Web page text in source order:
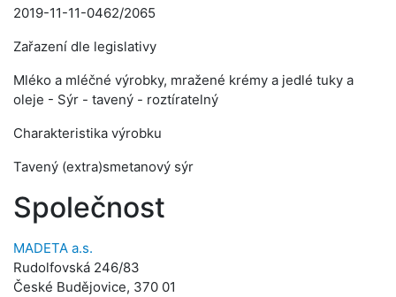
2019-11-11-0462/2065
Zařazení dle legislativy
Mléko a mléčné výrobky, mražené krémy a jedlé tuky a
oleje - Sýr - tavený - roztíratelný
Charakteristika výrobku
Tavený (extra)smetanový sýr
Společnost
MADETA a.s.
Rudolfovská 246/83
České Budějovice, 370 01